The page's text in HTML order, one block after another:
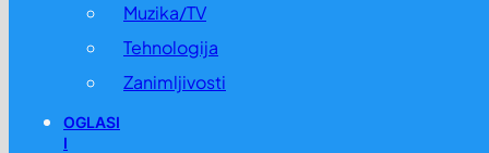
Muzika/TV
Tehnologija
Zanimljivosti
OGLASI
I